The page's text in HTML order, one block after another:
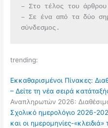
– Στο τέλος του
– Σε ένα από τα δύο
σύνδεσμος.
trending:
Εκκαθαρισμένοι Πίνακες:
– Δείτε τη νέα σειρά
Αναπληρωτών 2026:
Σχολικό ημερολόγιο 2026-
και οι ημερομηνίες-